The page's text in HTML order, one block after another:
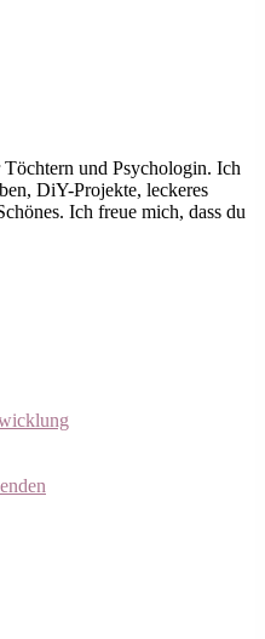
und Psychologin. Ich
DiY-Projekte, leckeres
Ich freue mich, dass du